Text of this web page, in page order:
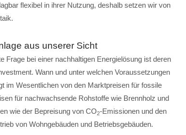
flexibel in ihrer Nutzung, deshalb setzen wir von
aus unserer Sicht
Frage bei einer nachhaltigen Energielösung ist deren
Wann und unter welchen Voraussetzungen
im Wesentlichen von den Marktpreisen für fossile
für nachwachsende Rohstoffe wie Brennholz und
wie der Bepreisung von CO2-Emissionen und den
von Wohngebäuden und Betriebsgebäuden.